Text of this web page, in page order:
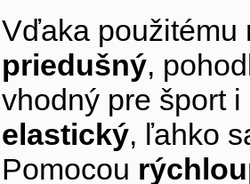
Vďaka
priedušný,
vhodný pre šport
elastický, ľahko
Pomocou